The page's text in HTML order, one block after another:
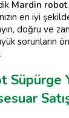
Mardin
en iyi
doğru ve
sorunların
Süpürge